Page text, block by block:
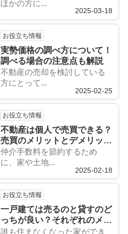
ほかの方に...
2025-03-18
お役立ち情報
実勢価格の調べ方について！
調べる場合の注意点も解説
不動産の売却を検討している
方にとって...
2025-02-25
お役立ち情報
不動産は個人で売買できる？
売買のメリットとデメリット
も解説
仲介手数料を節約するため
に、家や土地...
2025-02-18
お役立ち情報
一戸建ては売るのと貸すのど
っちが良い？それぞれのメリ
ットをご紹介！
誰も住まなくなった家ができ